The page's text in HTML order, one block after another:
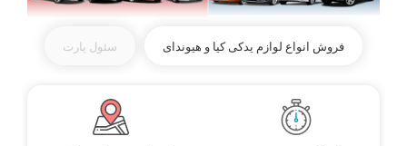
فروش انواع لوازم یدکی کیا و هیوندای سئول پارت